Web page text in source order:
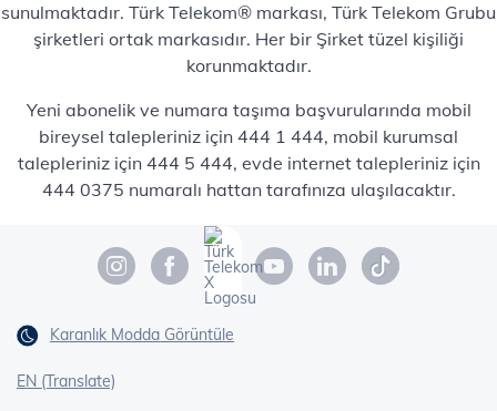
sunulmaktadır. Türk Telekom® markası, Türk Telekom Grubu
şirketleri ortak markasıdır. Her bir Şirket tüzel kişiliği
korunmaktadır.
Yeni abonelik ve numara taşıma başvurularında mobil
bireysel talepleriniz için 444 1 444, mobil kurumsal
talepleriniz için 444 5 444, evde internet talepleriniz için
444 0375 numaralı hattan tarafınıza ulaşılacaktır.
Karanlık Modda Görüntüle
EN (Translate)